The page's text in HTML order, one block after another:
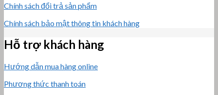
Chính sách đổi trả sản phẩm
Chính sách bảo mật thông tin khách hàng
Hỗ trợ khách hàng
Hướng dẫn mua hàng online
Phương thức thanh toán